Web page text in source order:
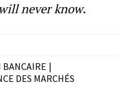
DES MARCHÉS
never know.